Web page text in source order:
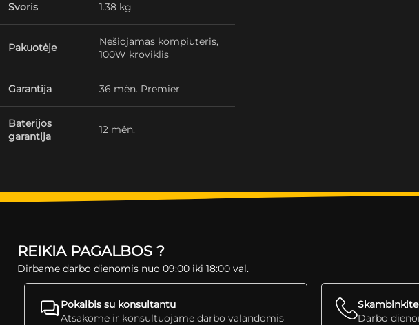
Svoris 1.38 kg
Pakuotėje
Nešiojamas kompiuteris,
100W kroviklis
Garantija 36 mėn. Premier
Baterijos
garantija
12 mėn.
REIKIA PAGALBOS ?
Dirbame darbo dienomis nuo 09:00 iki 18:00 val.
Pokalbis su konsultantu
Atsakome ir konsultuojame darbo valandomis
Darbo